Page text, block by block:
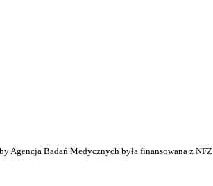
do serwisu
Agencja Badań Medycznych była finansowana z NFZ